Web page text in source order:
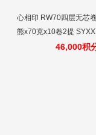
心相印 RW70四层无芯
熊x70克x10卷2提
46,000积